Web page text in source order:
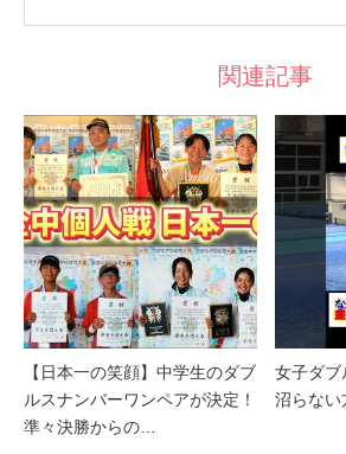
関連記事
【日本一の笑顔】中学生のダブ
ルスナンバーワンペアが決定！
準々決勝からの…
女子ダ
沼らない